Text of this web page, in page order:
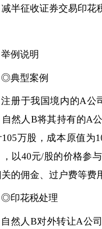
半征收证券交易印花
举例说明
◎典型案例
注册于我国境内的A公
然人B将其持有的A
万股，成本原值为
以40元/股的价格参
的佣金、过户费等费
◎印花税处理
自然人 B对外转让A公